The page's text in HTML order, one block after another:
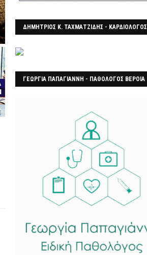
ΔΗΜΗΤΡΙΟΣ Κ. ΤΑΧΜΑΤΖΙΔΗΣ - ΚΑΡΔΙΟΛΟΓΟΣ
ΓΕΩΡΓΙΑ ΠΑΠΑΓΙΑΝΝΗ - ΠΑΘΟΛΟΓΟΣ ΒΕΡΟΙΑ